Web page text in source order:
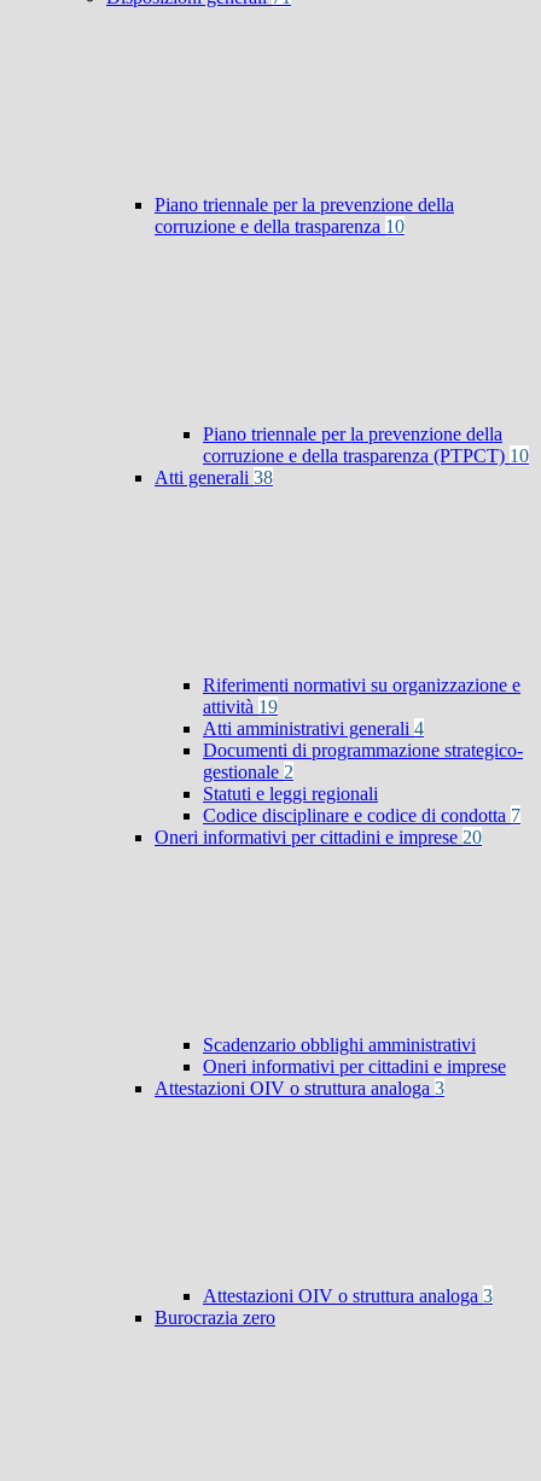
Piano triennale per la prevenzione della
corruzione e della trasparenza 10
Piano triennale per la prevenzione della
corruzione e della trasparenza (PTPCT) 10
Atti generali 38
Riferimenti normativi su organizzazione e
attività 19
Atti amministrativi generali 4
Documenti di programmazione strategico-
gestionale 2
Statuti e leggi regionali
Codice disciplinare e codice di condotta 7
Oneri informativi per cittadini e imprese 20
Scadenzario obblighi amministrativi
Oneri informativi per cittadini e imprese
Attestazioni OIV o struttura analoga 3
Attestazioni OIV o struttura analoga 3
Burocrazia zero